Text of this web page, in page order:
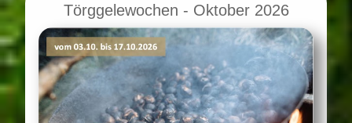
Törggelewochen - Oktober 2026